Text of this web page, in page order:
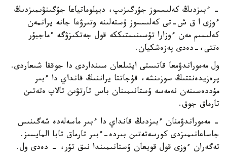
- ءبىزدىڭ كەلىسسوز جۇرگىزىپ، ديپلوماتياعا جۇگىنۋىمىزدىڭ
ءوزى ا ق ش-تى كەلىسسوز ۇستەلىنە وتىرۋعا جانە يرانمەن
كەلىسىم مەن ءوزارا تۇسىنىستىككە قول جەتكىزۋگە ءماجبۇر
ەتتى،-دەدى پەزەشكيان.
ول مەموراندۋمعا قاتىستى ايتىلعان سىنداردى دا جوققا شىعاردى.
پرەزيدەنتتىڭ سوزىنشە، قۇجاتتا يراننىڭ قانداي دا ءبىر
مۇددەسىنەن نەمەسە ۇستانىمىنان باس تارتۋىن تالاپ ەتەتىن
تارماق جوق.
- مەموراندۋمنان ءبىزدىڭ قانداي دا ءبىر ماسەلەدە شەگىنىس
جاساعانىمىزدى كورسەتەتىن بىردە-ءبىر تارماق تابا المايسىز.
تەگەران ءوزى قول قويعان ۇستانىمىندا نىق تۇر، - دەدى ول.